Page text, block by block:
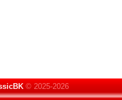
© 2025-2026